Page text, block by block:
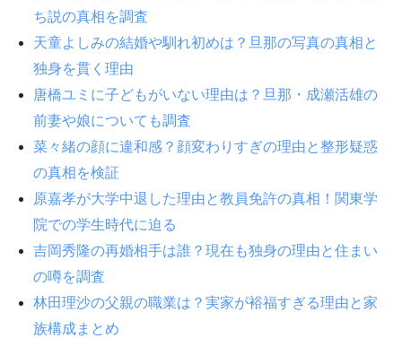
ち説の真相を調査
天童よしみの結婚や馴れ初めは？旦那の写真の真相と
独身を貫く理由
唐橋ユミに子どもがいない理由は？旦那・成瀬活雄の
前妻や娘についても調査
菜々緒の顔に違和感？顔変わりすぎの理由と整形疑惑
の真相を検証
原嘉孝が大学中退した理由と教員免許の真相！関東学
院での学生時代に迫る
吉岡秀隆の再婚相手は誰？現在も独身の理由と住まい
の噂を調査
林田理沙の父親の職業は？実家が裕福すぎる理由と家
族構成まとめ